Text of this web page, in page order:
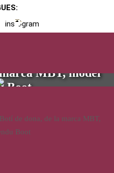
instagram
MBT, model
Boot
de dona, de la marca MBT,
Boot